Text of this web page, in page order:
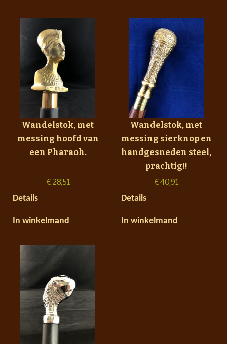
Wandelstok, met
messing hoofd van
een Pharaoh.
€28,51
Details
In winkelmand
Wandelstok, met
messing sierknop en
handgesneden steel,
prachtig!!
€40,91
Details
In winkelmand